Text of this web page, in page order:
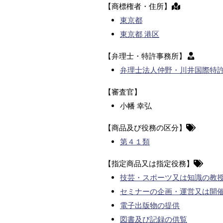
【商標権者・住所】
東京都
東京都 港区
【弁理士・特許事務所】
弁理士法人仲野・川井国際特
【審査官】
小幡 幸弘
【商品及び役務の区分】
第４１類
【指定商品又は指定役務】
技芸・スポーツ又は知識の教
セミナーの企画・運営又は開
電子出版物の提供
図書及び記録の供覧